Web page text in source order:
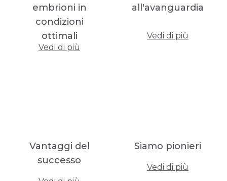
embrioni in
condizioni
ottimali
Vedi di più
all'avanguardia
Vedi di più
Vantaggi del
successo
Siamo pionieri
Vedi di più